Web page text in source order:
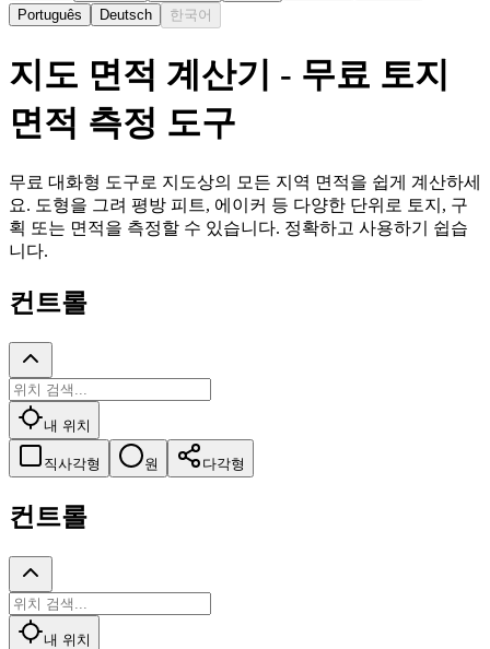
Português
Deutsch 한국어
지도 면적 계산기 - 무료 토지
면적 측정 도구
무료 대화형 도구로 지도상의 모든 지역 면적을 쉽게 계산하세
요. 도형을 그려 평방 피트, 에이커 등 다양한 단위로 토지, 구
획 또는 면적을 측정할 수 있습니다. 정확하고 사용하기 쉽습
니다.
컨트롤
내 위치
직사각형 원 다각형
컨트롤
내 위치